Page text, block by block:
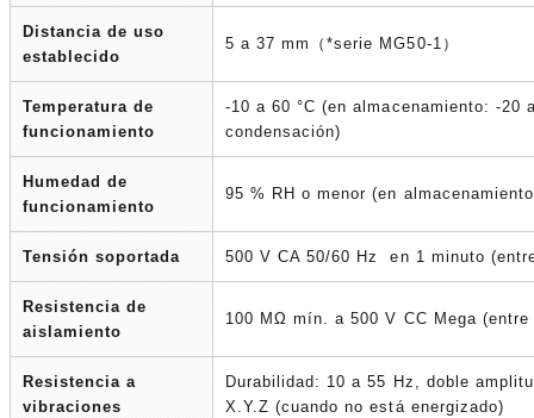
Distancia de uso
establecido
5 a 37 mm（*serie MG50-1）
Temperatura de
funcionamiento
-10 a 60 °C (en almacenamiento: -20
condensación)
Humedad de
funcionamiento
95 % RH o menor (en
Tensión soportada 500 V CA 50/60 Hz en 1 minuto
Resistencia de
aislamiento
100 MΩ mín. a 500 V CC Mega
Resistencia a
vibraciones
Durabilidad: 10 a 55 Hz, doble
X.Y.Z (cuando no está energizado)